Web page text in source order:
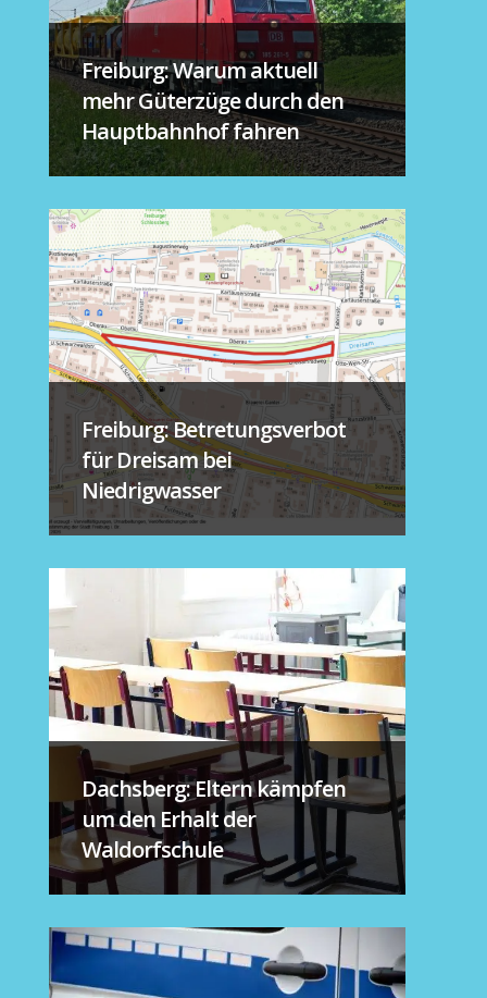
Freiburg: Warum aktuell
mehr Güterzüge durch den
Hauptbahnhof fahren
Freiburg: Betretungsverbot
für Dreisam bei
Niedrigwasser
Dachsberg: Eltern kämpfen
um den Erhalt der
Waldorfschule